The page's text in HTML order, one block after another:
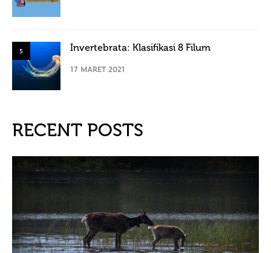
5 Invertebrata: Klasifikasi 8 Filum
17 MARET 2021
RECENT POSTS